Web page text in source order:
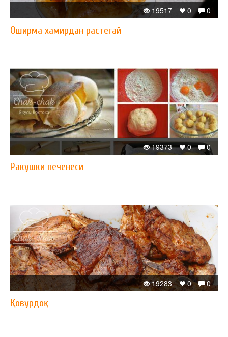
0
0
19517
Оширма хамирдан растегай
0
0
19373
Ракушки печенеси
0
0
19283
Қовурдоқ